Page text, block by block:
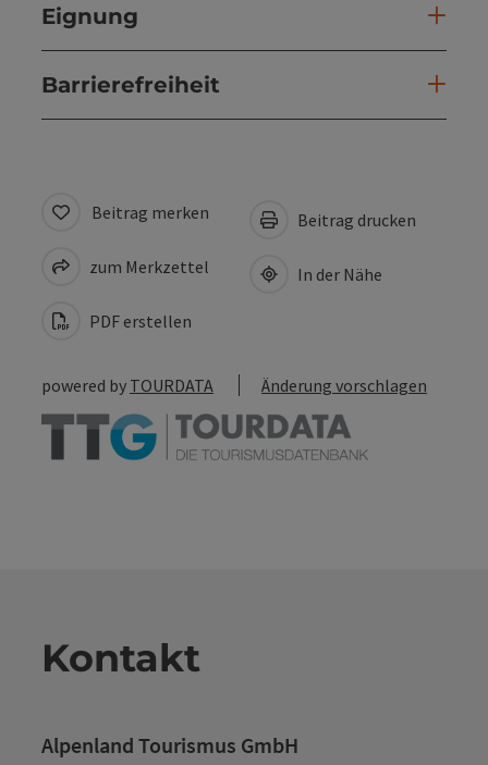
Eignung
Barrierefreiheit
Beitrag merken
zum Merkzettel
PDF erstellen
Beitrag drucken
In der Nähe
powered by TOURDATA Änderung vorschlagen
Kontakt
Alpenland Tourismus GmbH